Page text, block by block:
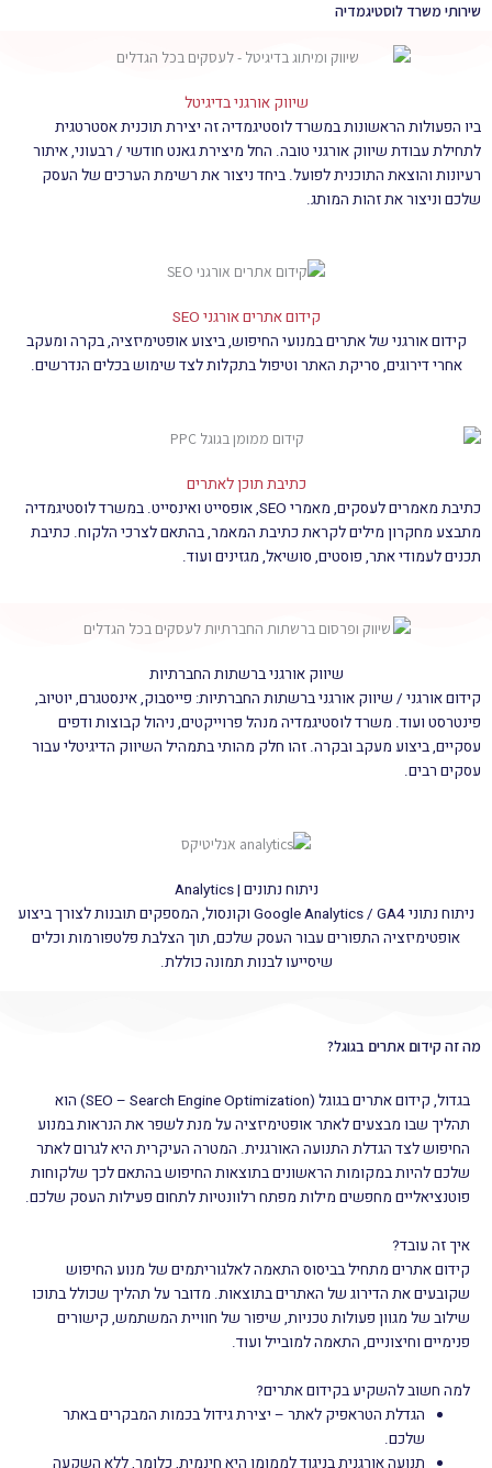
שירותי משרד לוסטיגמדיה
שיווק אורגני בדיגיטל
ביו הפעולות הראשונות במשרד לוסטיגמדיה זה יצירת תוכנית אסטרטגית
לתחילת עבודת שיווק אורגני טובה. החל מיצירת גאנט חודשי / רבעוני, איתור
רעיונות והוצאת התוכנית לפועל. ביחד ניצור את רשימת הערכים של העסק
שלכם וניצור את זהות המותג.
קידום אתרים אורגני SEO
קידום אורגני של אתרים במנועי החיפוש, ביצוע אופטימיזציה, בקרה ומעקב
אחרי דירוגים, סריקת האתר וטיפול בתקלות לצד שימוש בכלים הנדרשים.
כתיבת תוכן לאתרים
כתיבת מאמרים לעסקים, מאמרי SEO, אופסייט ואינסייט. במשרד לוסטיגמדיה
מתבצע מחקרון מילים לקראת כתיבת המאמר, בהתאם לצרכי הלקוח. כתיבת
תכנים לעמודי אתר, פוסטים, סושיאל, מגזינים ועוד.
שיווק אורגני ברשתות החברתיות
קידום אורגני / שיווק אורגני ברשתות החברתיות: פייסבוק, אינסטגרם, יוטיוב,
פינטרסט ועוד. משרד לוסטיגמדיה מנהל פרוייקטים, ניהול קבוצות ודפים
עסקיים, ביצוע מעקב ובקרה. זהו חלק מהותי בתמהיל השיווק הדיגיטלי עבור
עסקים רבים.
ניתוח נתונים | Analytics
ניתוח נתוני Google Analytics / GA4 וקונסול, המספקים תובנות לצורך ביצוע
אופטימיזציה התפורים עבור העסק שלכם, תוך הצלבת פלטפורמות וכלים
שיסייעו לבנות תמונה כוללת.
מה זה קידום אתרים בגוגל?
בגדול, קידום אתרים בגוגל (SEO – Search Engine Optimization) הוא
תהליך שבו מבצעים לאתר אופטימיזציה על מנת לשפר את הנראות במנוע
החיפוש לצד הגדלת התנועה האורגנית. המטרה העיקרית היא לגרום לאתר
שלכם להיות במקומות הראשונים בתוצאות החיפוש בהתאם לכך שלקוחות
פוטנציאליים מחפשים מילות מפתח רלוונטיות לתחום פעילות העסק שלכם.
איך זה עובד?
קידום אתרים מתחיל בביסוס התאמה לאלגוריתמים של מנוע החיפוש
שקובעים את הדירוג של האתרים בתוצאות. מדובר על תהליך שכולל בתוכו
שילוב של מגוון פעולות טכניות, שיפור של חוויית המשתמש, קישורים
פנימיים וחיצוניים, התאמה למובייל ועוד.
למה חשוב להשקיע בקידום אתרים?
הגדלת הטראפיק לאתר – יצירת גידול בכמות המבקרים באתר
שלכם.